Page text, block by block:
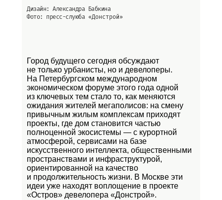
Дизайн: Александра Бабкина
Фото: пресс-слуюба «Донстрой»
Город будущего сегодня обсуждают
не только урбанисты, но и девелоперы.
На Петербургском международном
экономическом форуме этого года одной
из ключевых тем стало то, как меняются
ожидания жителей мегаполисов: на смену
привычным жилым комплексам приходят
проекты, где дом становится частью
полноценной экосистемы — с курортной
атмосферой, сервисами на базе
искусственного интеллекта, общественными
пространствами и инфраструктурой,
ориентированной на качество
и продолжительность жизни. В Москве эти
идеи уже находят воплощение в проекте
«Остров» девелопера «Донстрой».